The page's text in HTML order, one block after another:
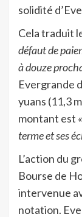
solidité
Cela traduit
défaut de
à douze
Evergrande
yuans (11,3
montant est
terme et ses
L’action du
Bourse de
intervenue
notation.